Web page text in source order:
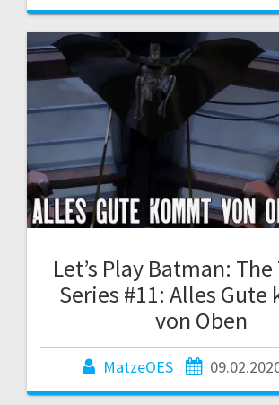
Let’s Play Batman:
Series #11: Alles
von Oben
MatzeOES